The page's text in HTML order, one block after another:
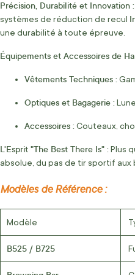
Précision, Durabilité et Innovation :
systèmes de réduction de recul
une durabilité à toute épreuve.
Équipements et Accessoires de
Vêtements Techniques :
Optiques et Bagagerie :
Accessoires : Couteaux,
L'Esprit "The Best There Is" : Plus
absolue, du pas de tir sportif
Modèles de Référence :
Modèle
B525 / B725